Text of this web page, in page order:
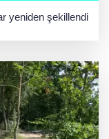
yeniden şekillendi